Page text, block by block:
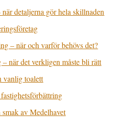
detaljerna gör hela skillnaden
– när och varför behövs det?
när det verkligen måste bli rätt
vanlig toalett
av Medelhavet